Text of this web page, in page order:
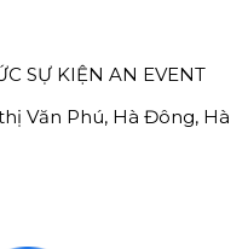
SỰ KIỆN AN EVENT
Văn Phú, Hà Đông, Hà